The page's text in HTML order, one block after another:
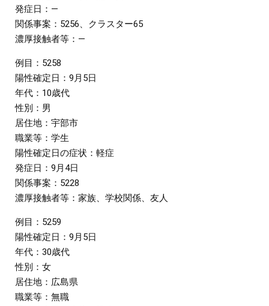
発症日：―
関係事案：5256、クラスター65
濃厚接触者等：―
例目：5258
陽性確定日：9月5日
年代：10歳代
性別：男
居住地：宇部市
職業等：学生
陽性確定日の症状：軽症
発症日：9月4日
関係事案：5228
濃厚接触者等：家族、学校関係、友人
例目：5259
陽性確定日：9月5日
年代：30歳代
性別：女
居住地：広島県
職業等：無職